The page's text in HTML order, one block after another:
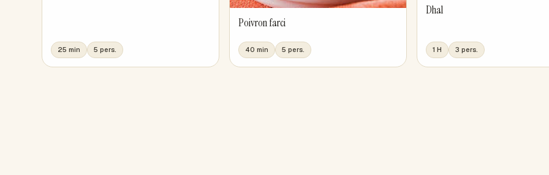
25 min 5 pers.
Poivron farci
40 min 5 pers.
Dhal
1 H 3 pers.